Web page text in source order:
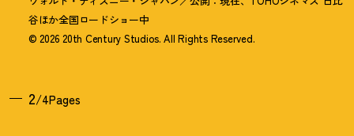
谷ほか全国ロードショー中
© 2026 20th Century Studios. All Rights Reserved.
2/4Pages